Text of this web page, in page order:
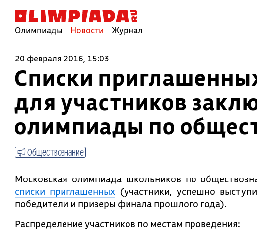
Олимпиады Новости Журнал
20 февраля 2016, 15:03
Списки
для участников
олимпиады по
Обществознание
Московская олимпиада школьников по
списки приглашенных (участники, успешно
победители и призеры финала прошлого года).
Распределение участников по местам проведения: